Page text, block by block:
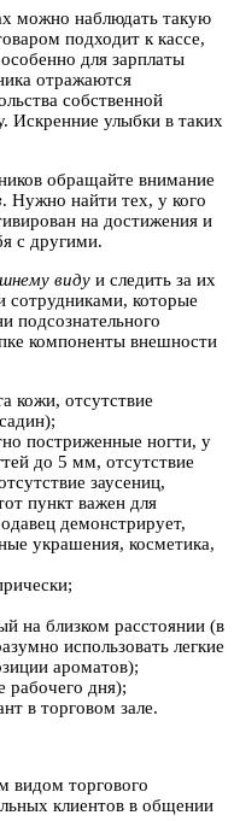
можно наблюдать такую
подходит к кассе,
для зарплаты
отражаются
собственной
Искренние улыбки в таких
обращайте внимание
. Нужно найти тех, у кого
на достижения и
с другими.
виду и следить за их
сотрудниками, которые
подсознательного
компоненты внешности
кожи, отсутствие
постриженные ногти, у
до 5 мм, отсутствие
заусениц,
пункт важен для
демонстрирует,
украшения, косметика,
на близком расстоянии (в
использовать легкие
ароматов);
рабочего дня);
в торговом зале.
видом торгового
клиентов в общении